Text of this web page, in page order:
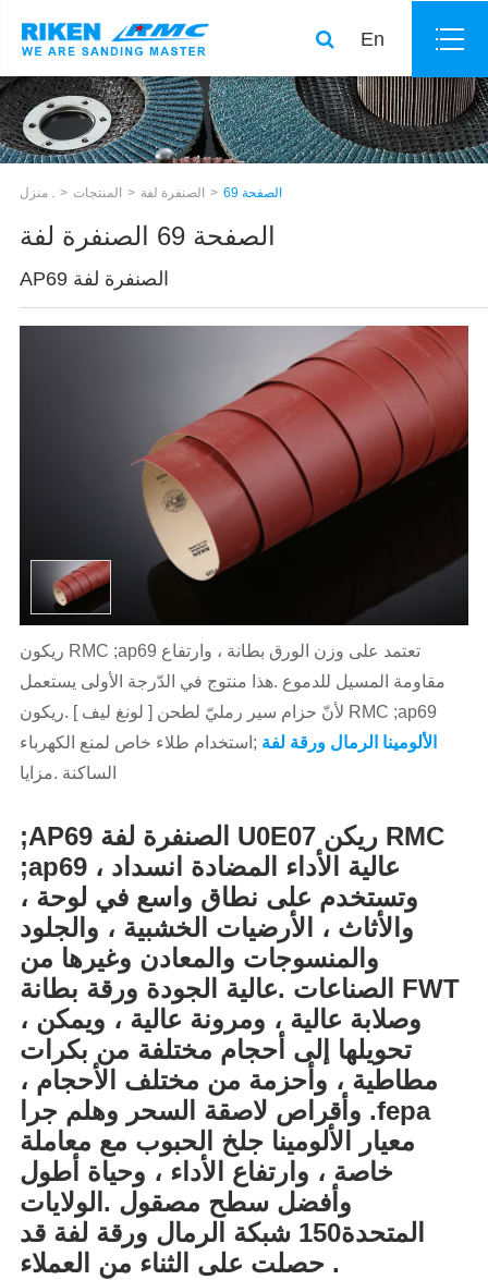
En
منزل . المنتجات الصنفرة لفة الصفحة 69
الصفحة 69 الصنفرة لفة
AP69 الصنفرة لفة
ريكون RMC ;ap69 تعتمد على وزن الورق بطانة ، وارتفاع
مقاومة المسيل للدموع .هذا منتوج في الدّرجة الأولى يستعمل
لأنّ حزام سير رمليّ لطحن [ لونغ ليف ] .ريكون RMC ;ap69
الألومينا الرمال ورقة لفة ;استخدام طلاء خاص لمنع الكهرباء
الساكنة .مزايا
;AP69 الصنفرة لفة U0E07 ريكن RMC
;ap69 عالية الأداء المضادة انسداد ،
وتستخدم على نطاق واسع في لوحة ،
والأثاث ، الأرضيات الخشبية ، والجلود
والمنسوجات والمعادن وغيرها من
الصناعات .عالية الجودة ورقة بطانة FWT
، وصلابة عالية ، ومرونة عالية ، ويمكن
تحويلها إلى أحجام مختلفة من بكرات
مطاطية ، وأحزمة من مختلف الأحجام ،
وأقراص لاصقة السحر وهلم جرا .fepa
معيار الألومينا جلخ الحبوب مع معاملة
خاصة ، وارتفاع الأداء ، وحياة أطول
وأفضل سطح مصقول .الولايات
المتحدة150 شبكة الرمال ورقة لفة قد
حصلت على الثناء من العملاء .